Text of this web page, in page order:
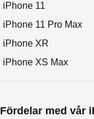
iPhone 11
iPhone 11 Pro Max
iPhone XR
iPhone XS Max
Fördelar med vår